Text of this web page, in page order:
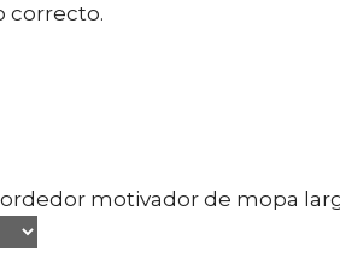
correcto.
motivador de mopa